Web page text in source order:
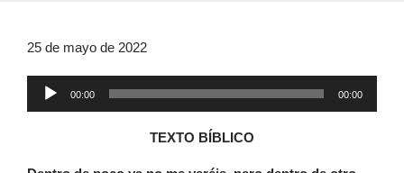
25 de mayo de 2022
00:00 00:00
TEXTO BÍBLICO